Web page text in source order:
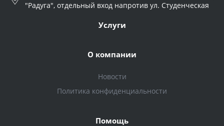
"Радуга", отдельный вход напротив ул. Студенческая
Услуги
О компании
Новости
Политика конфиденциальности
Помощь